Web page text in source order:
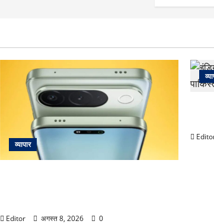
व्यापार
Editor अगस्त 8, 2026 0